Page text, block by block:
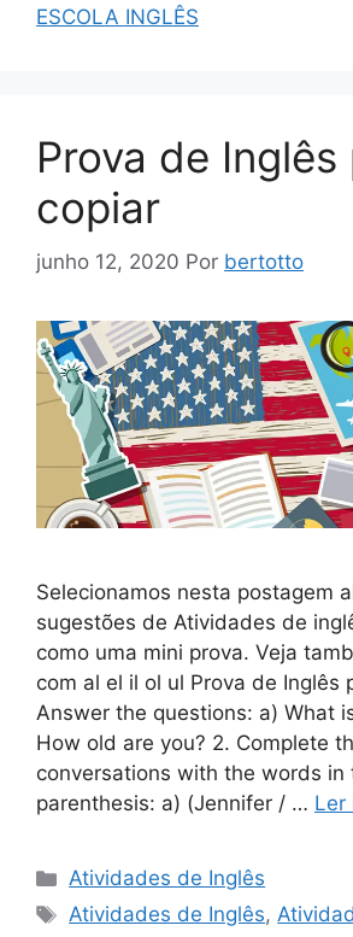
ESCOLA INGLÊS
Prova de Inglês
copiar
junho 12, 2020 Por bertotto
Selecionamos nesta postagem
sugestões de Atividades de
como uma mini prova. Veja
com al el il ol ul Prova de Inglês
Answer the questions: a) What
How old are you? 2. Complete
conversations with the words in
parenthesis: a) (Jennifer / … Ler
Categorias
Atividades de Inglês
Tags
Atividades de Inglês,